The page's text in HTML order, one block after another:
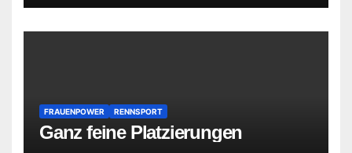
FRAUENPOWER RENNSPORT
Ganz feine Platzierungen